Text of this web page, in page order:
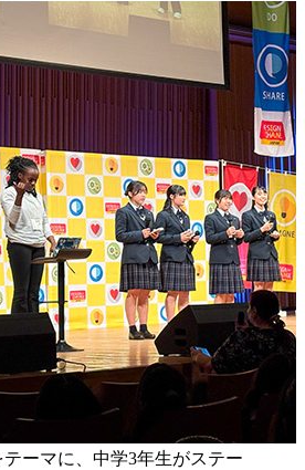
テーマに、中学3年生がステー